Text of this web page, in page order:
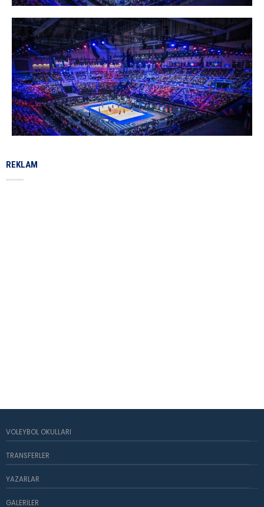
REKLAM
VOLEYBOL OKULLARI
TRANSFERLER
YAZARLAR
GALERILER